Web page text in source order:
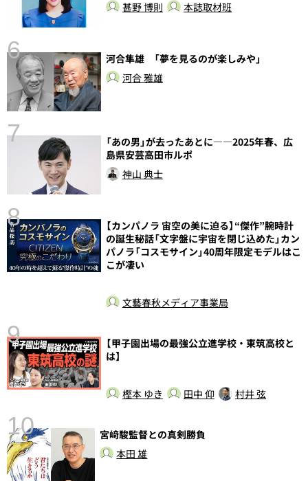
甚野 博則
本誌取材班
6
河合隼雄 「夢を見るのが楽しみや」
河合 雅雄
7
「あの男」が去ったあとに――2025年春、広
島県安芸高田市ルポ
神山 典士
8
【カンパノラ 宙空の美に迫る】“傑作”腕時計
の誕生秘話「文字盤に宇宙を閉じ込めた」カン
パノラ「コスモサイン」40周年限定モデルはこ
こが凄い
文藝春秋メディア事業局
9
【甲子園出場の最強公立進学校・東筑高校と
は】
樫本 ゆき 田中 仰 村井 弦
10
宮﨑駿監督との真剣勝負
本田 雄